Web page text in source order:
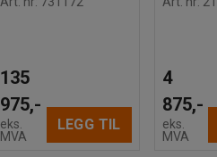
135
975,-
eks.
MVA
LEGG TIL
4
875,-
eks.
MVA